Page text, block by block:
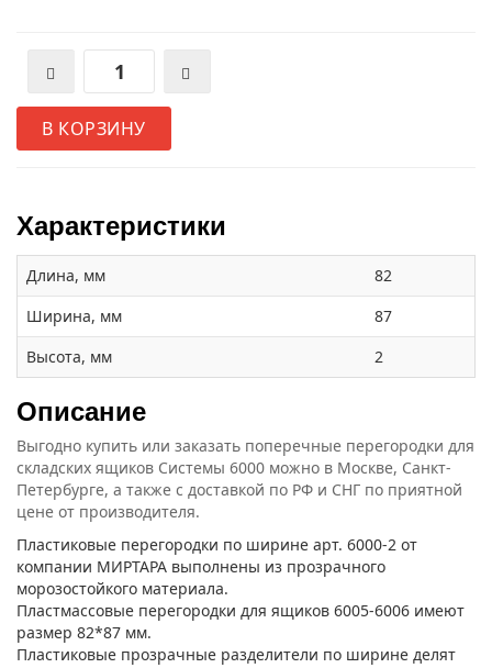
В КОРЗИНУ
Характеристики
Длина, мм
82
Ширина, мм
87
Высота, мм
2
Описание
Выгодно купить или заказать поперечные перегородки для
складских ящиков Системы 6000 можно в Москве, Санкт-
Петербурге, а также с доставкой по РФ и СНГ по приятной
цене от производителя.
Пластиковые перегородки по ширине арт. 6000-2 от
компании МИРТАРА выполнены из прозрачного
морозостойкого материала.
Пластмассовые перегородки для ящиков 6005-6006 имеют
размер 82*87 мм.
Пластиковые прозрачные разделители по ширине делят